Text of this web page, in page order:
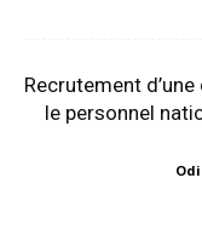
Recrutement
le personnel